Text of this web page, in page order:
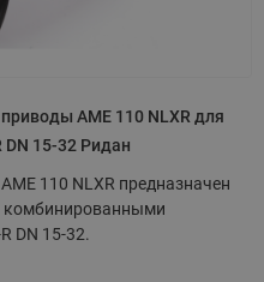
AME 110 NLXR для
DN 15-32 Ридан
110 NLXR предназначен
комбинированными
DN 15-32.